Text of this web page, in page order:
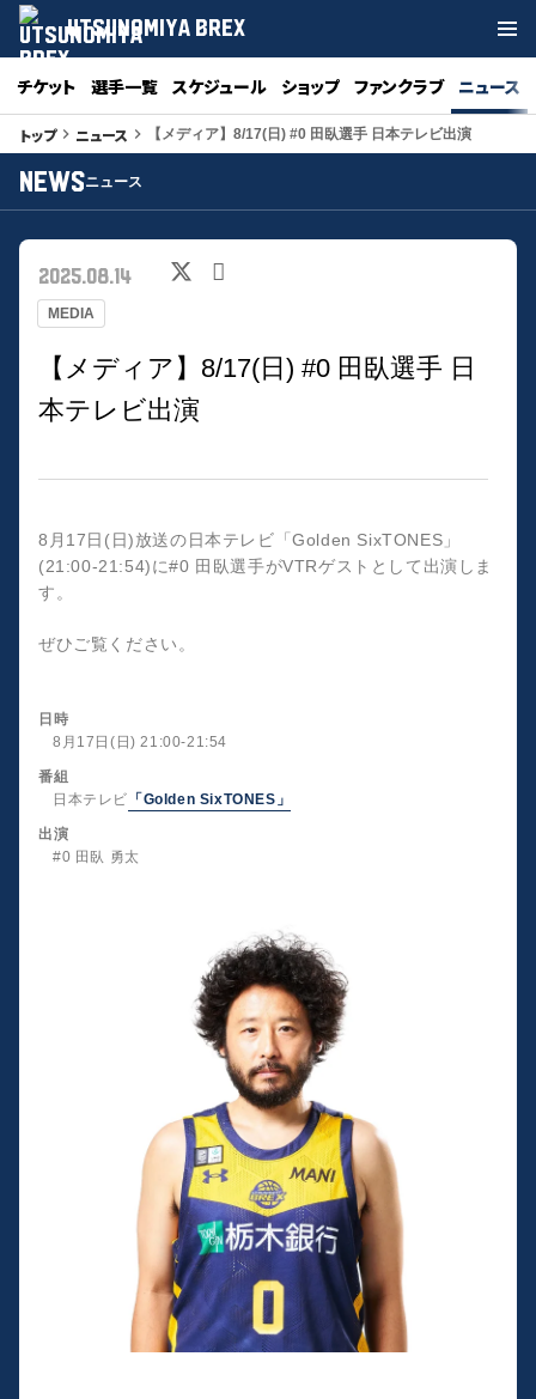
UTSUNOMIYA BREX
チケット 選手一覧 スケジュール ショップ ファンクラブ ニュース
トップkeyboard_arrow_right ニュース keyboard_arrow_right 【メディア】8/17(日) #0 田臥選手 日本テレビ出演
NEWSニュース
MEDIA
2025.08.14
【メディア】8/17(日) #0 田臥選手 日
本テレビ出演
8月17日(日)放送の日本テレビ「Golden SixTONES」
(21:00-21:54)に#0 田臥選手がVTRゲストとして出演しま
す。
ぜひご覧ください。
日時
8月17日(日) 21:00-21:54
番組
日本テレビ 「Golden SixTONES」
出演
#0 田臥 勇太